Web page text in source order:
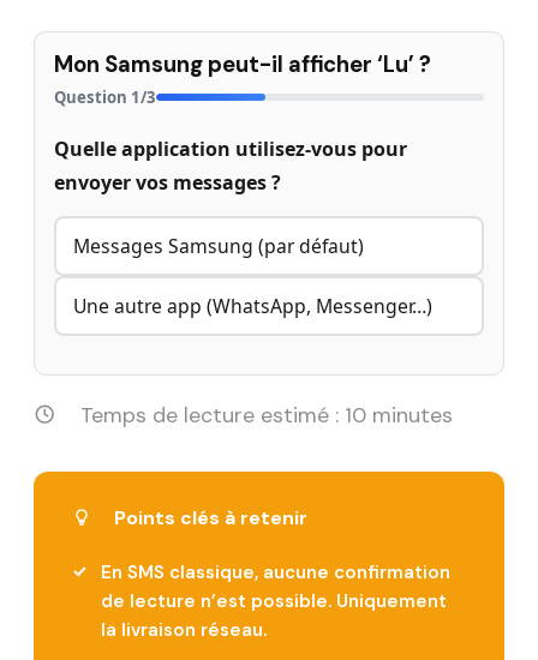
Mon Samsung peut-il afficher ‘Lu’ ?
Question 1/3
Quelle application utilisez-vous pour
envoyer vos messages ?
Messages Samsung (par défaut)
Une autre app (WhatsApp, Messenger…)
Temps de lecture estimé : 10 minutes
Points clés à retenir
En SMS classique, aucune confirmation
de lecture n’est possible. Uniquement
la livraison réseau.